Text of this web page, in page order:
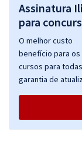
Assinatura
para
O melhor custo
benefício para os
cursos para
garantia de